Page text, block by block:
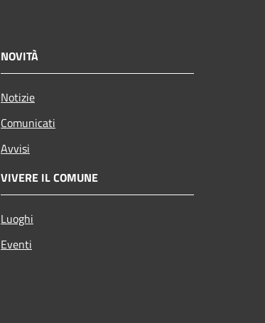
NOVITÀ
Notizie
Comunicati
Avvisi
VIVERE IL COMUNE
Luoghi
Eventi